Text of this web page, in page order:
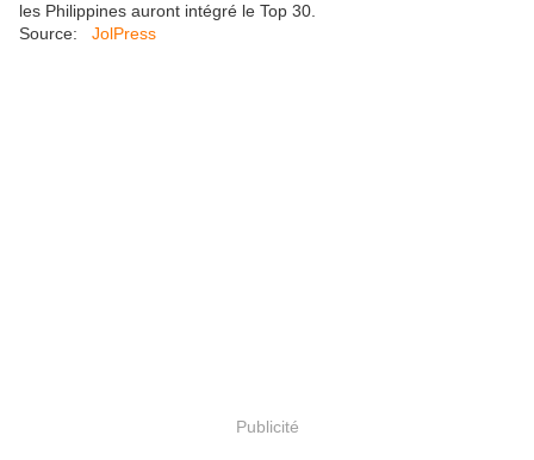
les Philippines auront intégré le Top 30.
Source:
JolPress
Publicité